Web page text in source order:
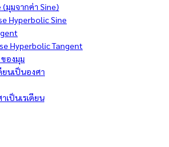
(มุมจากค่า Sine)
Hyperbolic Sine
Hyperbolic Tangent
องมุม
ยนเป็นองศา
เป็นเรเดียน